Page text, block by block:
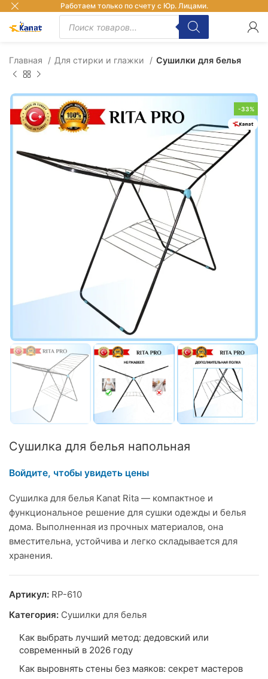
Главная Для стирки и глажки Сушилки для белья
-33%
Сушилка для белья напольная
Войдите, чтобы увидеть цены
Сушилка для белья Kanat Rita — компактное и
функциональное решение для сушки одежды и белья
дома. Выполненная из прочных материалов, она
вместительна, устойчива и легко складывается для
хранения.
Артикул: RP-610
Категория: Сушилки для белья
Как выбрать лучший метод: дедовский или
современный в 2026 году
Как выровнять стены без маяков: секрет мастеров
Работаем только по счету с Юр. Лицами.